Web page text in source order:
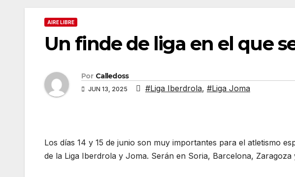
AIRE LIBRE
Un finde de liga en el que
Por Calledoss
JUN 13, 2025 #Liga Iberdrola, #Liga Joma
Los días 14 y 15 de junio son muy importantes para el atletismo
de la Liga Iberdrola y Joma. Serán en Soria, Barcelona, Zaragoza